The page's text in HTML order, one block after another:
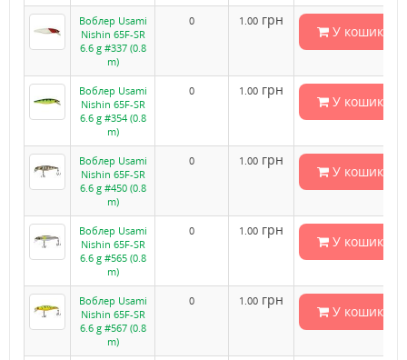
Воблер Usami
Nishin 65F-SR
6.6 g #337 (0.8
m)
0 1.00 грн
У кошик
Воблер Usami
Nishin 65F-SR
6.6 g #354 (0.8
m)
0 1.00 грн
У кошик
Воблер Usami
Nishin 65F-SR
6.6 g #450 (0.8
m)
0 1.00 грн
У кошик
Воблер Usami
Nishin 65F-SR
6.6 g #565 (0.8
m)
0 1.00 грн
У кошик
Воблер Usami
Nishin 65F-SR
6.6 g #567 (0.8
m)
0 1.00 грн
У кошик